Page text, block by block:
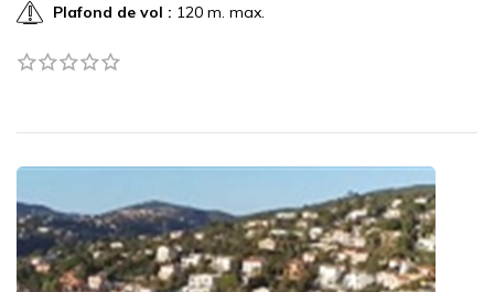
Plafond de vol : 120 m. max.